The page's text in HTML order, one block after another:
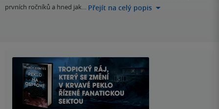
prvních ročníků a hned jak… Přejít na celý popis